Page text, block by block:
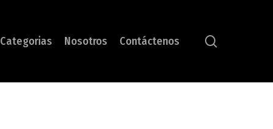
Categorias Nosotros Contáctenos